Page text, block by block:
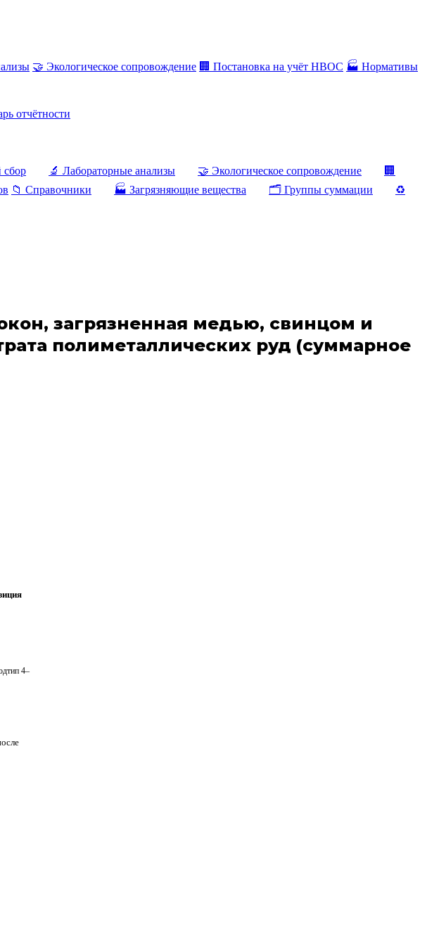
🤝 Экологическое сопровождение 🏢 Постановка на учёт НВОС 🏭 Нормативы
отчётности
сбор 🔬 Лабораторные анализы 🤝 Экологическое сопровождение
🏢
📁 Справочники 🏭 Загрязняющие вещества 🗂️ Группы суммации
♻️
загрязненная медью, свинцом и
полиметаллических руд (суммарное
4–